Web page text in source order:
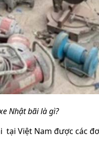
Nhật bãi là gì?
Việt Nam được các